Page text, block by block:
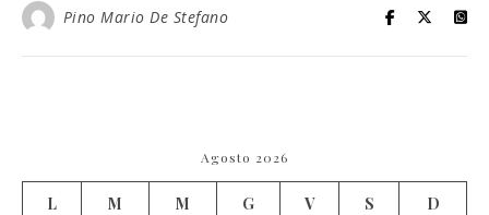
Pino Mario De Stefano
Agosto 2026
L M M G V S
D